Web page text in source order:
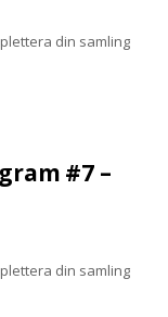
din samling
#7 –
din samling